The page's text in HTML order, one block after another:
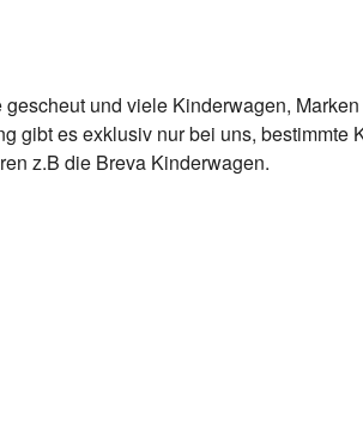
und viele Kinderwagen,
gibt es exklusiv nur bei uns, bestimmte
z.B die Breva Kinderwagen.